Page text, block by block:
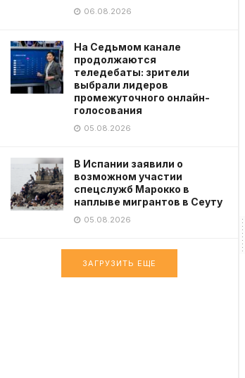
06.08.2026
На Седьмом канале
продолжаются
теледебаты: зрители
выбрали лидеров
промежуточного онлайн-
голосования
05.08.2026
В Испании заявили о
возможном участии
спецслужб Марокко в
наплыве мигрантов в Сеуту
05.08.2026
ЗАГРУЗИТЬ ЕЩЕ